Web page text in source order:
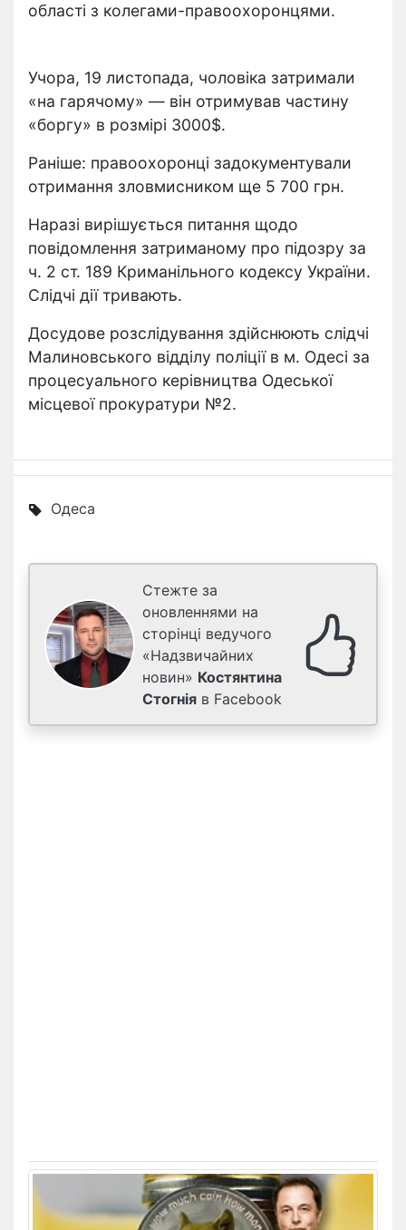
області з колегами-правоохоронцями.
Учора, 19 листопада, чоловіка затримали
«на гарячому» — він отримував частину
«боргу» в розмірі 3000$.
Раніше: правоохоронці задокументували
отримання зловмисником ще 5 700 грн.
Наразі вирішується питання щодо
повідомлення затриманому про підозру за
ч. 2 ст. 189 Криманільного кодексу України.
Слідчі дії тривають.
Досудове розслідування здійснюють слідчі
Малиновського відділу поліції в м. Одесі за
процесуального керівництва Одеської
місцевої прокуратури №2.
Одеса
Стежте за
оновленнями на
сторінці ведучого
«Надзвичайних
новин» Костянтина
Стогнія в Facebook